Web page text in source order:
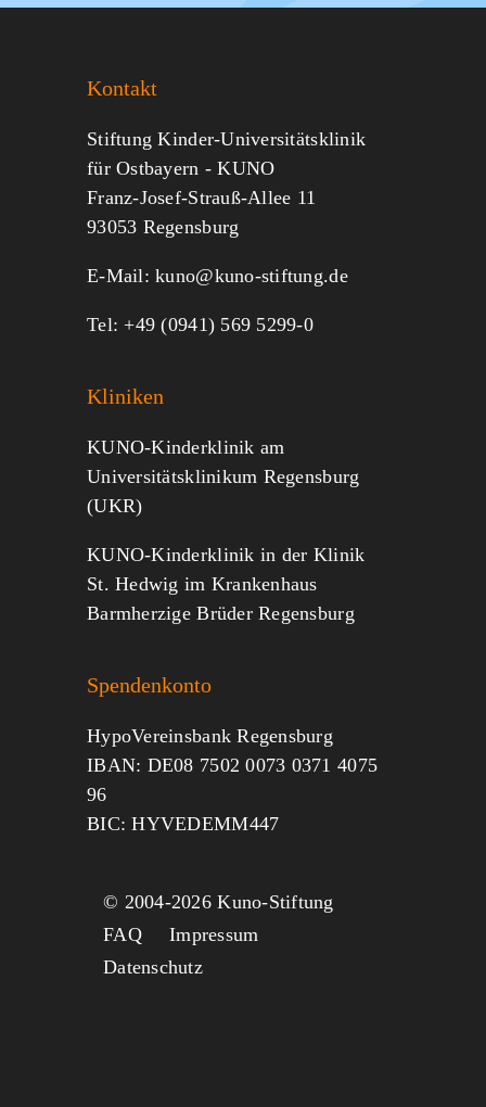
Jeder kann helfen.
MITMACHEN SPENDEN
Kontakt
Stiftung Kinder-Universitätsklinik
für Ostbayern - KUNO
Franz-Josef-Strauß-Allee 11
93053 Regensburg
E-Mail:kuno@kuno-stiftung.de
Tel: +49 (0941) 569 5299-0
Kliniken
KUNO-Kinderklinik am
Universitätsklinikum Regensburg
(UKR)
KUNO-Kinderklinik in der Klinik
St. Hedwig im Krankenhaus
Barmherzige Brüder Regensburg
Spendenkonto
HypoVereinsbank Regensburg
IBAN: DE08 7502 0073 0371 4075
96
BIC: HYVEDEMM447
© 2004-2026 Kuno-Stiftung
FAQ
Impressum
Datenschutz